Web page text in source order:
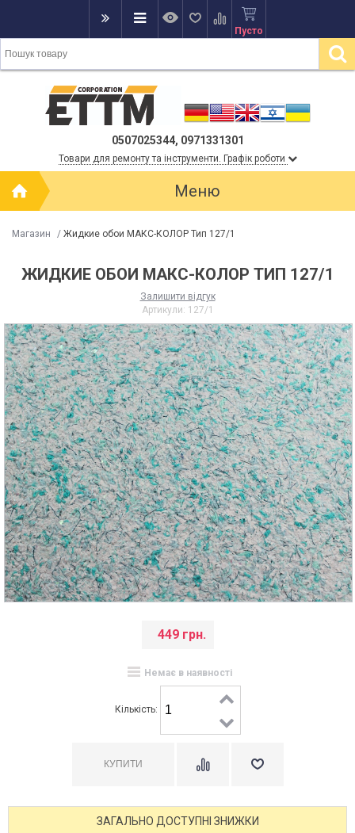
Пусто
0507025344, 0971331301
Товари для ремонту та інструменти. Графік роботи
Меню
Магазин / Жидкие обои МАКС-КОЛОР Тип 127/1
ЖИДКИЕ ОБОИ МАКС-КОЛОР ТИП 127/1
Залишити відгук
Артикули: 127/1
449 грн.
Немає в наявності
Кількість:
ЗАГАЛЬНО ДОСТУПНІ ЗНИЖКИ